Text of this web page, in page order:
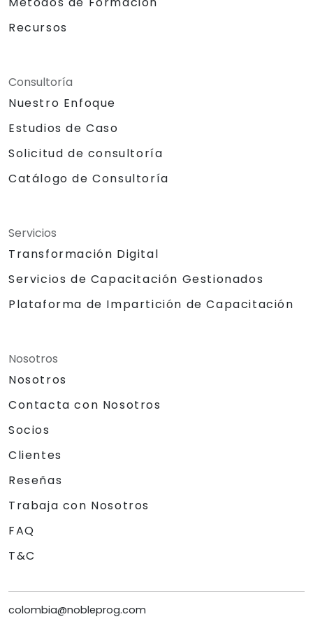
Recursos
Consultoría
Nuestro Enfoque
Estudios de Caso
Solicitud de consultoría
Catálogo de Consultoría
Servicios
Transformación Digital
Servicios de Capacitación Gestionados
Plataforma de Impartición de Capacitación
Nosotros
Nosotros
Contacta con Nosotros
Socios
Clientes
Reseñas
Trabaja con Nosotros
FAQ
T&C
colombia@nobleprog.com